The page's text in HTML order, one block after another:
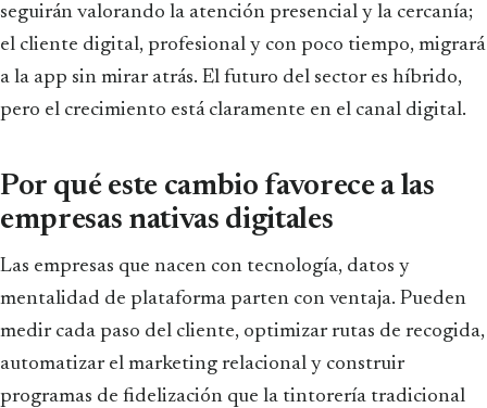
seguirán valorando la atención presencial y la cercanía;
el cliente digital, profesional y con poco tiempo, migrará
a la app sin mirar atrás. El futuro del sector es híbrido,
pero el crecimiento está claramente en el canal digital.
Por qué este cambio favorece a las
empresas nativas digitales
Las empresas que nacen con tecnología, datos y
mentalidad de plataforma parten con ventaja. Pueden
medir cada paso del cliente, optimizar rutas de recogida,
automatizar el marketing relacional y construir
programas de fidelización que la tintorería tradicional